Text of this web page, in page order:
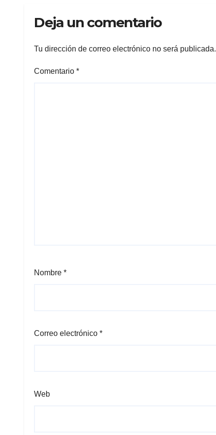
Deja un comentario
Tu dirección de correo electrónico no será publicada.
Comentario *
Nombre *
Correo electrónico *
Web